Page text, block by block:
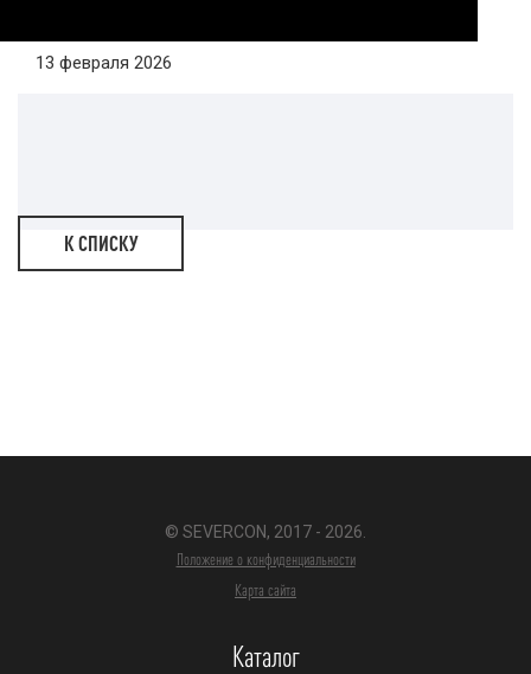
13 февраля 2026
К СПИСКУ
© SEVERCON, 2017 - 2026.
Положение о конфиденциальности
Карта сайта
Каталог